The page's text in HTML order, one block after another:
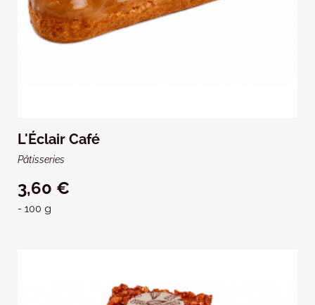
L'Éclair Café
Pâtisseries
3,60 €
- 100 g